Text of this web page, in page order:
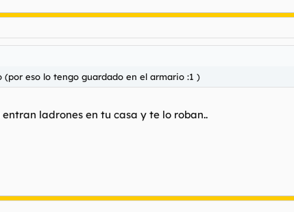
eso lo tengo guardado en el armario :1 )
ladrones en tu casa y te lo roban..